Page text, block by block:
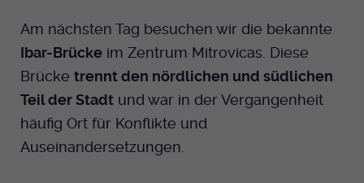
Am nächsten Tag besuchen wir die bekannte
Ibar-Brücke im Zentrum Mitrovicas. Diese
Brücke trennt den nördlichen und südlichen
Teil der Stadt und war in der Vergangenheit
häufig Ort für Konflikte und
Auseinandersetzungen.